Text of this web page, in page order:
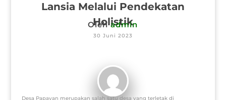
Lansia Melalui Pendekatan
Holistik
Olehadmin
30 Juni 2023
Desa Papayan merupakan salah satu desa yang terletak di